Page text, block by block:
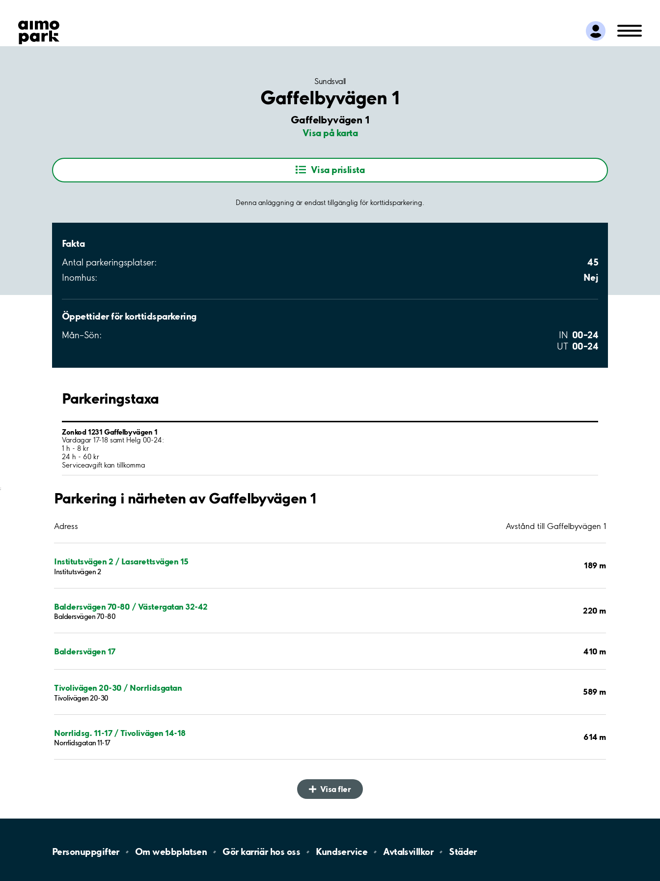
Hitta parkering
Samarbete
Kundservice
Sundsvall
Gaffelbyvägen 1
Gaffelbyvägen 1
Visa på karta
Visa prislista
Denna anläggning är endast tillgänglig för korttidsparkering.
Fakta
Antal parkeringsplatser: 45
Inomhus: Nej
Öppettider för korttidsparkering
Mån–Sön: IN 00–24
UT 00–24
Parkeringstaxa
Zonkod 1231 Gaffelbyvägen 1
Vardagar 17-18 samt Helg 00-24:
1 h - 8 kr
24 h - 60 kr
Serviceavgift kan tillkomma
;
Parkering i närheten av Gaffelbyvägen 1
Adress Avstånd till Gaffelbyvägen 1
Institutsvägen 2 / Lasarettsvägen 15
Institutsvägen 2
189 m
Baldersvägen 70-80 / Västergatan 32-42
Baldersvägen 70-80
220 m
Baldersvägen 17 410 m
Tivolivägen 20-30 / Norrlidsgatan
Tivolivägen 20-30
589 m
Norrlidsg. 11-17 / Tivolivägen 14-18
Norrlidsgatan 11-17
614 m
Visa fler
Personuppgifter Omwebbplatsen Gör karriär hos oss Kundservice Avtalsvillkor Städer